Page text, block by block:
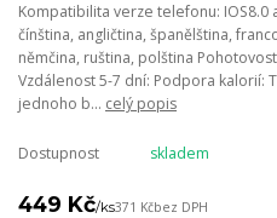
Kompatibilita verze telefonu: IOS8.0
čínština, angličtina, španělština,
němčina, ruština, polština
Vzdálenost 5-7 dní: Podpora kalorií:
jednoho b... celý popis
Dostupnost skladem
449 Kč/ks371 Kčbez DPH